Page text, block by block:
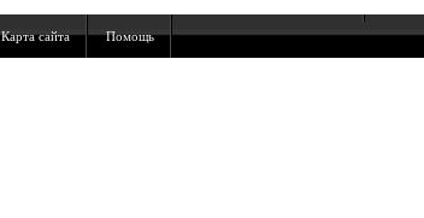
Карта сайта Помощь